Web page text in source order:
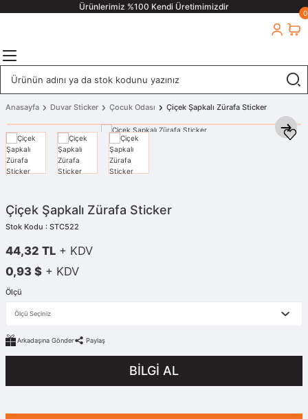
Ürünlerimiz %100 Kendi Üretimimizdir
0
Anasayfa Duvar Sticker Çocuk Odası Çiçek Şapkalı Zürafa Sticker
Çiçek Şapkalı Zürafa Sticker
Stok Kodu : STC522
44,32 TL + KDV
0,93 $ + KDV
Ölçü
Arkadaşına Gönder Paylaş
BİLGİ AL